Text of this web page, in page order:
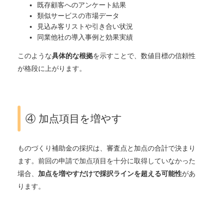
既存顧客へのアンケート結果
類似サービスの市場データ
見込み客リストや引き合い状況
同業他社の導入事例と効果実績
このような具体的な根拠を示すことで、数値目標の信頼性
が格段に上がります。
④ 加点項目を増やす
ものづくり補助金の採択は、審査点と加点の合計で決まり
ます。前回の申請で加点項目を十分に取得していなかった
場合、 加点を増やすだけで採択ラインを超える可能性があ
ります。